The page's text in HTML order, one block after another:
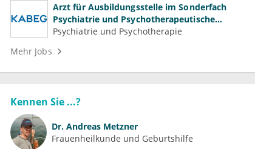
Arzt für Ausbildungsstelle im Sonderfach
Psychiatrie und Psychotherapeutische
Medizin (m/w/d)
Psychiatrie und Psychotherapie
Mehr Jobs
Kennen Sie ...?
Dr. Andreas Metzner
Frauenheilkunde und Geburtshilfe